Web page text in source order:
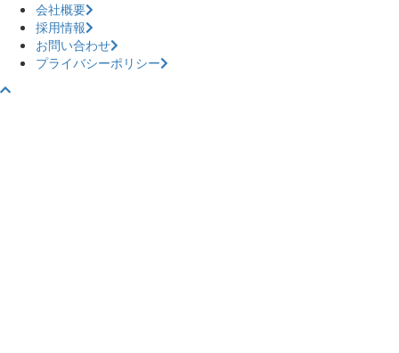
会社概要
採用情報
お問い合わせ
プライバシーポリシー